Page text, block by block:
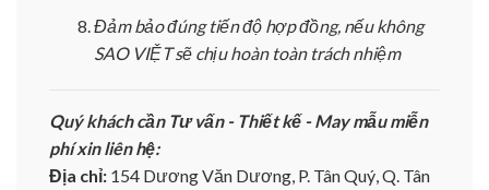
Đảm bảo đúng tiến độ hợp đồng, nếu không
SAO VIỆT sẽ chịu hoàn toàn trách nhiệm
Quý khách cần Tư vấn - Thiết kế - May mẫu miễn
phí xin liên hệ:
Địa chỉ: 154 Dương Văn Dương, P. Tân Quý, Q. Tân